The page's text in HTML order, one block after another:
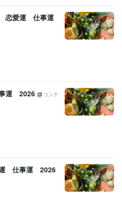
恋愛運 仕事運
運 2026
コンテ
仕事運 2026